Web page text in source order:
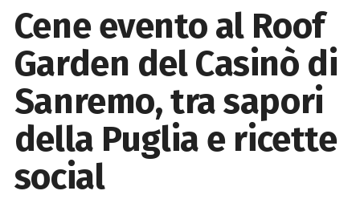
Cene evento al Roof
Garden del Casinò di
Sanremo, tra sapori
della Puglia e ricette
social